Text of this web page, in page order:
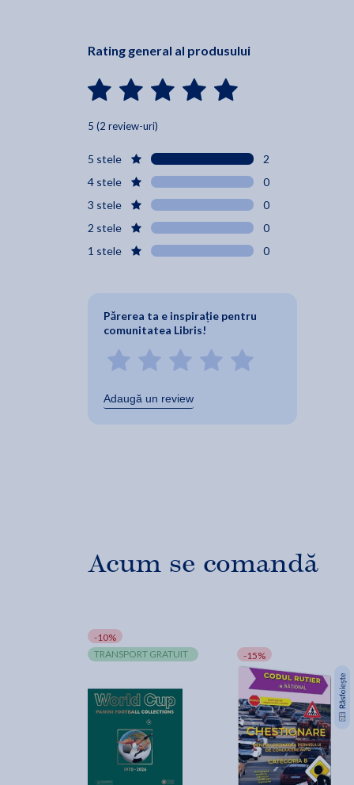
Rating general al produsului
5 (2 review-uri)
5 stele
2
4 stele
0
3 stele
0
2 stele
0
1 stele
0
Părerea ta e inspirație pentru
comunitatea Libris!
Adaugă un review
Acum se comandă
-10%
TRANSPORT GRATUIT
-15%